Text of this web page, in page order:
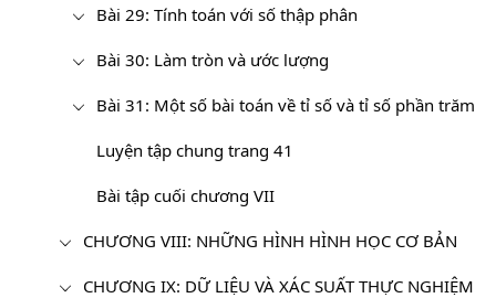
Bài 29: Tính toán với số thập phân
Bài 30: Làm tròn và ước lượng
Bài 31: Một số bài toán về tỉ số và tỉ số phần trăm
Luyện tập chung trang 41
Bài tập cuối chương VII
CHƯƠNG VIII: NHỮNG HÌNH HÌNH HỌC CƠ BẢN
CHƯƠNG IX: DỮ LIỆU VÀ XÁC SUẤT THỰC NGHIỆM